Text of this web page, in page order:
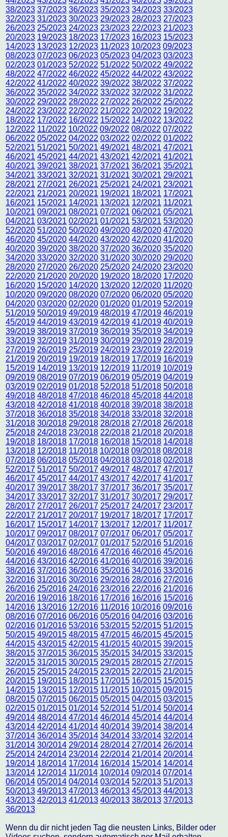
38/2023 37/2023 36/2023 35/2023 34/2023 33/2023
32/2023 31/2023 30/2023 29/2023 28/2023 27/2023
26/2023 25/2023 24/2023 23/2023 22/2023 21/2023
20/2023 19/2023 18/2023 17/2023 16/2023 15/2023
14/2023 13/2023 12/2023 11/2023 10/2023 09/2023
08/2023 07/2023 06/2023 05/2023 04/2023 03/2023
02/2023 01/2023 52/2022 51/2022 50/2022 49/2022
48/2022 47/2022 46/2022 45/2022 44/2022 43/2022
42/2022 41/2022 40/2022 39/2022 38/2022 37/2022
36/2022 35/2022 34/2022 33/2022 32/2022 31/2022
30/2022 29/2022 28/2022 27/2022 26/2022 25/2022
24/2022 23/2022 22/2022 21/2022 20/2022 19/2022
18/2022 17/2022 16/2022 15/2022 14/2022 13/2022
12/2022 11/2022 10/2022 09/2022 08/2022 07/2022
06/2022 05/2022 04/2022 03/2022 02/2022 01/2022
52/2021 51/2021 50/2021 49/2021 48/2021 47/2021
46/2021 45/2021 44/2021 43/2021 42/2021 41/2021
40/2021 39/2021 38/2021 37/2021 36/2021 35/2021
34/2021 33/2021 32/2021 31/2021 30/2021 29/2021
28/2021 27/2021 26/2021 25/2021 24/2021 23/2021
22/2021 21/2021 20/2021 19/2021 18/2021 17/2021
16/2021 15/2021 14/2021 13/2021 12/2021 11/2021
10/2021 09/2021 08/2021 07/2021 06/2021 05/2021
04/2021 03/2021 02/2021 01/2021 53/2021 53/2020
52/2020 51/2020 50/2020 49/2020 48/2020 47/2020
46/2020 45/2020 44/2020 43/2020 42/2020 41/2020
40/2020 39/2020 38/2020 37/2020 36/2020 35/2020
34/2020 33/2020 32/2020 31/2020 30/2020 29/2020
28/2020 27/2020 26/2020 25/2020 24/2020 23/2020
22/2020 21/2020 20/2020 19/2020 18/2020 17/2020
16/2020 15/2020 14/2020 13/2020 12/2020 11/2020
10/2020 09/2020 08/2020 07/2020 06/2020 05/2020
04/2020 03/2020 02/2020 01/2020 01/2019 52/2019
51/2019 50/2019 49/2019 48/2019 47/2019 46/2019
45/2019 44/2019 43/2019 42/2019 41/2019 40/2019
39/2019 38/2019 37/2019 36/2019 35/2019 34/2019
33/2019 32/2019 31/2019 30/2019 29/2019 28/2019
27/2019 26/2019 25/2019 24/2019 23/2019 22/2019
21/2019 20/2019 19/2019 18/2019 17/2019 16/2019
15/2019 14/2019 13/2019 12/2019 11/2019 10/2019
09/2019 08/2019 07/2019 06/2019 05/2019 04/2019
03/2019 02/2019 01/2018 52/2018 51/2018 50/2018
49/2018 48/2018 47/2018 46/2018 45/2018 44/2018
43/2018 42/2018 41/2018 40/2018 39/2018 38/2018
37/2018 36/2018 35/2018 34/2018 33/2018 32/2018
31/2018 30/2018 29/2018 28/2018 27/2018 26/2018
25/2018 24/2018 23/2018 22/2018 21/2018 20/2018
19/2018 18/2018 17/2018 16/2018 15/2018 14/2018
13/2018 12/2018 11/2018 10/2018 09/2018 08/2018
07/2018 06/2018 05/2018 04/2018 03/2018 02/2018
52/2017 51/2017 50/2017 49/2017 48/2017 47/2017
46/2017 45/2017 44/2017 43/2017 42/2017 41/2017
40/2017 39/2017 38/2017 37/2017 36/2017 35/2017
34/2017 33/2017 32/2017 31/2017 30/2017 29/2017
28/2017 27/2017 26/2017 25/2017 24/2017 23/2017
22/2017 21/2017 20/2017 19/2017 18/2017 17/2017
16/2017 15/2017 14/2017 13/2017 12/2017 11/2017
10/2017 09/2017 08/2017 07/2017 06/2017 05/2017
04/2017 03/2017 02/2017 01/2017 52/2016 51/2016
50/2016 49/2016 48/2016 47/2016 46/2016 45/2016
44/2016 43/2016 42/2016 41/2016 40/2016 39/2016
38/2016 37/2016 36/2016 35/2016 34/2016 33/2016
32/2016 31/2016 30/2016 29/2016 28/2016 27/2016
26/2016 25/2016 24/2016 23/2016 22/2016 21/2016
20/2016 19/2016 18/2016 17/2016 16/2016 15/2016
14/2016 13/2016 12/2016 11/2016 10/2016 09/2016
08/2016 07/2016 06/2016 05/2016 04/2016 03/2016
02/2016 01/2016 53/2016 53/2015 52/2015 51/2015
50/2015 49/2015 48/2015 47/2015 46/2015 45/2015
44/2015 43/2015 42/2015 41/2015 40/2015 39/2015
38/2015 37/2015 36/2015 35/2015 34/2015 33/2015
32/2015 31/2015 30/2015 29/2015 28/2015 27/2015
26/2015 25/2015 24/2015 23/2015 22/2015 21/2015
20/2015 19/2015 18/2015 17/2015 16/2015 15/2015
14/2015 13/2015 12/2015 11/2015 10/2015 09/2015
08/2015 07/2015 06/2015 05/2015 04/2015 03/2015
02/2015 01/2015 01/2014 52/2014 51/2014 50/2014
49/2014 48/2014 47/2014 46/2014 45/2014 44/2014
43/2014 42/2014 41/2014 40/2014 39/2014 38/2014
37/2014 36/2014 35/2014 34/2014 33/2014 32/2014
31/2014 30/2014 29/2014 28/2014 27/2014 26/2014
25/2014 24/2014 23/2014 22/2014 21/2014 20/2014
19/2014 18/2014 17/2014 16/2014 15/2014 14/2014
13/2014 12/2014 11/2014 10/2014 09/2014 07/2014
06/2014 05/2014 04/2014 03/2014 52/2013 51/2013
50/2013 49/2013 47/2013 46/2013 45/2013 44/2013
43/2013 42/2013 41/2013 40/2013 38/2013 37/2013
36/2013
Wenn du dir nicht jeden Tag die neusten Links, Bilder oder